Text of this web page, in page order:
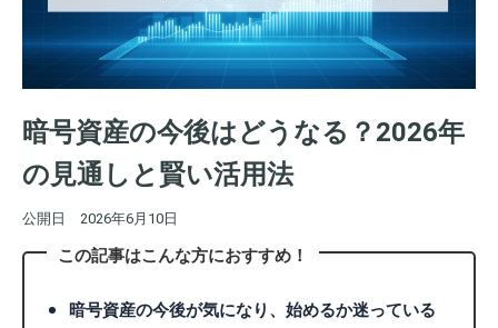
暗号資産の今後はどうなる？2026年
の見通しと賢い活用法
公開日 2026年6月10日
この記事はこんな方におすすめ！
暗号資産の今後が気になり、始めるか迷っている